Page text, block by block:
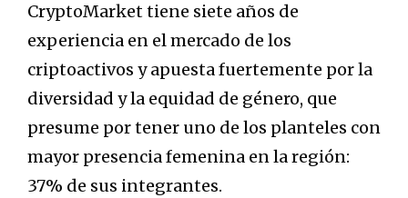
CryptoMarket tiene siete años de
experiencia en el mercado de los
criptoactivos y apuesta fuertemente por la
diversidad y la equidad de género, que
presume por tener uno de los planteles con
mayor presencia femenina en la región:
37% de sus integrantes.